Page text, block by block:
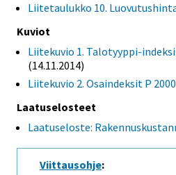
Liitetaulukko 10.
Kuviot
Liitekuvio 1. Talotyyppi-
(14.11.2014)
Liitekuvio 2. Osaindeksit P
Laatuselosteet
Laatuseloste:
Viittausohje: